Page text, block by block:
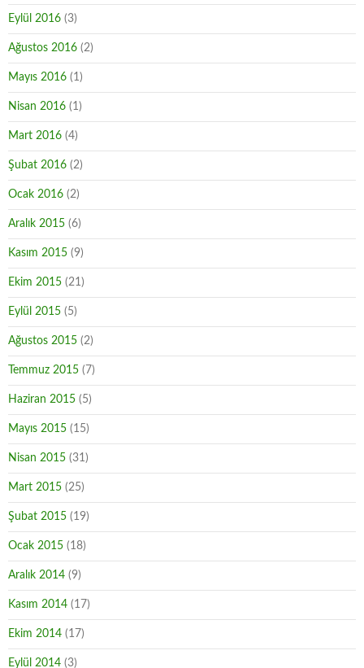
Eylül 2016 (3)
Ağustos 2016 (2)
Mayıs 2016 (1)
Nisan 2016 (1)
Mart 2016 (4)
Şubat 2016 (2)
Ocak 2016 (2)
Aralık 2015 (6)
Kasım 2015 (9)
Ekim 2015 (21)
Eylül 2015 (5)
Ağustos 2015 (2)
Temmuz 2015 (7)
Haziran 2015 (5)
Mayıs 2015 (15)
Nisan 2015 (31)
Mart 2015 (25)
Şubat 2015 (19)
Ocak 2015 (18)
Aralık 2014 (9)
Kasım 2014 (17)
Ekim 2014 (17)
Eylül 2014 (3)